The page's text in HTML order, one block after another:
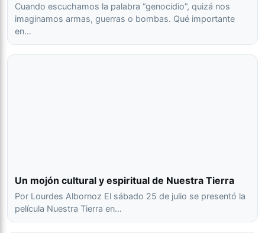
Cuando escuchamos la palabra “genocidio”, quizá nos
imaginamos armas, guerras o bombas. Qué importante
en…
Un mojón cultural y espiritual de Nuestra Tierra
Por Lourdes Albornoz El sábado 25 de julio se presentó la
película Nuestra Tierra en…